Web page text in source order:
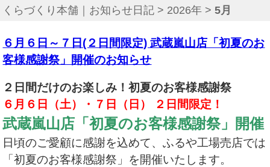
くらづくり本舗｜お知らせ日記 > 2026年 >5月
６月６日～７日(２日間限定) 武蔵嵐山店「初夏のお
客様感謝祭」開催のお知らせ
２日間だけのお楽しみ！初夏のお客様感謝祭
６月６日（土）・７日（日） ２日間限定！
武蔵嵐山店「初夏のお客様感謝祭」開催
日頃のご愛顧に感謝を込めて、ふるや工場売店では
「初夏のお客様感謝祭」を開催いたします。